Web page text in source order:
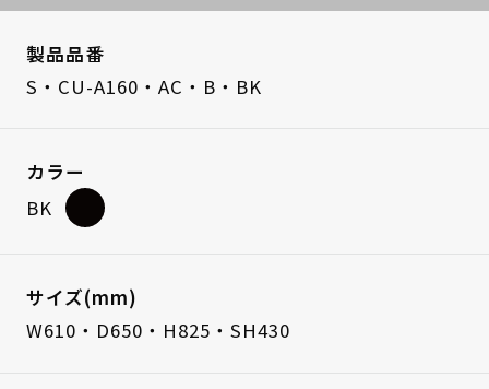
製品品番
S・CU-A160・AC・B・BK
カラー
BK
サイズ(mm)
W610・D650・H825・SH430